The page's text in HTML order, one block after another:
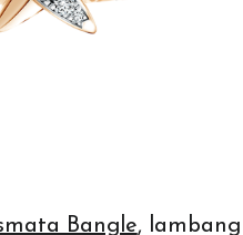
Bangle, lambang